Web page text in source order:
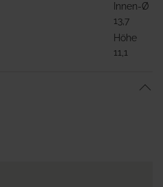
Innen-Ø
13,7
Höhe
11,1